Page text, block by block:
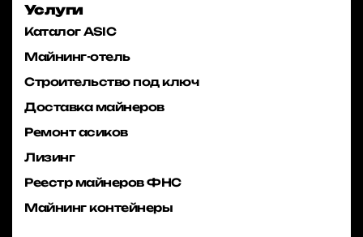
Услуги
Каталог ASIC
Майнинг-отель
Строительство под ключ
Доставка майнеров
Ремонт асиков
Лизинг
Реестр майнеров ФНС
Майнинг контейнеры